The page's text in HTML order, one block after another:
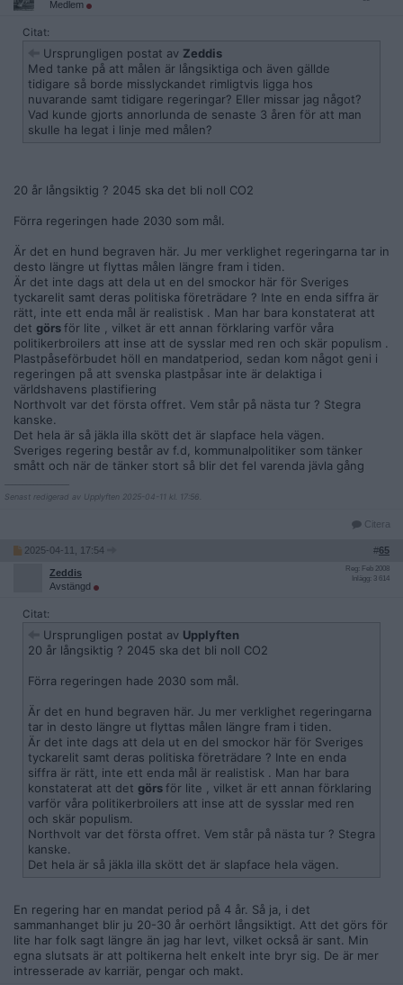
Medlem
Citat:
Ursprungligen postat av Zeddis
Med tanke på att målen är långsiktiga och även gällde
tidigare så borde misslyckandet rimligtvis ligga hos
nuvarande samt tidigare regeringar? Eller missar jag något?
Vad kunde gjorts annorlunda de senaste 3 åren för att man
skulle ha legat i linje med målen?
20 år långsiktig ? 2045 ska det bli noll CO2
Förra regeringen hade 2030 som mål.
Är det en hund begraven här. Ju mer verklighet regeringarna tar in
desto längre ut flyttas målen längre fram i tiden.
Är det inte dags att dela ut en del smockor här för Sveriges
tyckarelit samt deras politiska företrädare ? Inte en enda siffra är
rätt, inte ett enda mål är realistisk . Man har bara konstaterat att
det görsför lite , vilket är ett annan förklaring varför våra
politikerbroilers att inse att de sysslar med ren och skär populism .
Plastpåseförbudet höll en mandatperiod, sedan kom något geni i
regeringen på att svenska plastpåsar inte är delaktiga i
världshavens plastifiering
Northvolt var det första offret. Vem står på nästa tur ? Stegra
kanske.
Det hela är så jäkla illa skött det är slapface hela vägen.
Sveriges regering består av f.d, kommunalpolitiker som tänker
smått och när de tänker stort så blir det fel varenda jävla gång
Senast redigerad av Upplyften 2025-04-11 kl. 17:56.
Citera
2025-04-11, 17:54 #65
Zeddis
Avstängd
Reg: Feb 2008
Inlägg: 3 614
Citat:
Ursprungligen postat av Upplyften
20 år långsiktig ? 2045 ska det bli noll CO2
Förra regeringen hade 2030 som mål.
Är det en hund begraven här. Ju mer verklighet regeringarna
tar in desto längre ut flyttas målen längre fram i tiden.
Är det inte dags att dela ut en del smockor här för Sveriges
tyckarelit samt deras politiska företrädare ? Inte en enda
siffra är rätt, inte ett enda mål är realistisk . Man har bara
konstaterat att det görsför lite , vilket är ett annan förklaring
varför våra politikerbroilers att inse att de sysslar med ren
och skär populism.
Northvolt var det första offret. Vem står på nästa tur ? Stegra
kanske.
Det hela är så jäkla illa skött det är slapface hela vägen.
En regering har en mandat period på 4 år. Så ja, i det
sammanhanget blir ju 20-30 år oerhört långsiktigt. Att det görs för
lite har folk sagt längre än jag har levt, vilket också är sant. Min
egna slutsats är att poltikerna helt enkelt inte bryr sig. De är mer
intresserade av karriär, pengar och makt.